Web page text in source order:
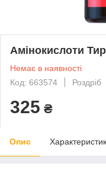
Амінокислоти
Немає в наявності
Код: 663574
Роздріб
325 ₴
Опис